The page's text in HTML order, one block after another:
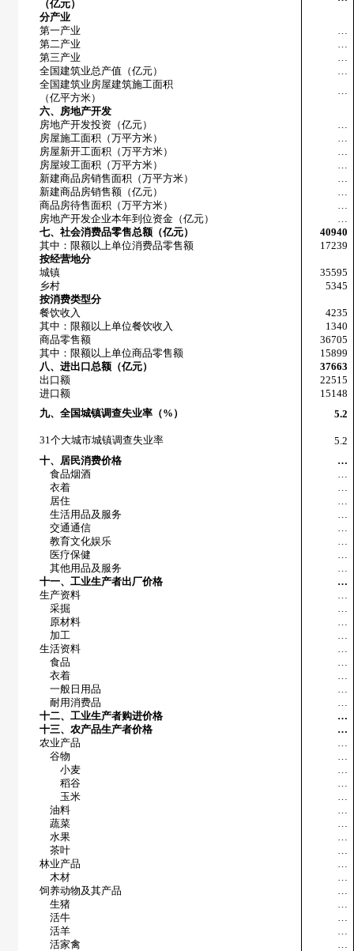
（亿元）
分产业
第一产业
…
第二产业
…
第三产业
…
全国建筑业总产值（亿元）
…
全国建筑业房屋建筑施工面积
（亿平方米）
…
六、房地产开发
房地产开发投资（亿元）
…
房屋施工面积（万平方米）
…
房屋新开工面积（万平方米）
…
房屋竣工面积（万平方米）
…
新建商品房销售面积（万平方米）
…
新建商品房销售额（亿元）
…
商品房待售面积（万平方米）
…
房地产开发企业本年到位资金（亿元）
…
七、社会消费品零售总额（亿元）
40940
其中：限额以上单位消费品零售额
17239
按经营地分
城镇
35595
乡村
5345
按消费类型分
餐饮收入
4235
其中：限额以上单位餐饮收入
1340
商品零售额
36705
其中：限额以上单位商品零售额
15899
八、进出口总额（亿元）
37663
出口额
22515
进口额
15148
九、全国城镇调查失业率（%）
5.2
31个大城市城镇调查失业率
5.2
十、居民消费价格
…
食品烟酒
…
衣着
…
居住
…
生活用品及服务
…
交通通信
…
教育文化娱乐
…
医疗保健
…
其他用品及服务
…
十一、工业生产者出厂价格
…
生产资料
…
采掘
…
原材料
…
加工
…
生活资料
…
食品
…
衣着
…
一般日用品
…
耐用消费品
…
十二、工业生产者购进价格
…
十三、农产品生产者价格
…
农业产品
…
谷物
…
小麦
…
稻谷
…
玉米
…
油料
…
蔬菜
…
水果
…
茶叶
…
林业产品
…
木材
…
饲养动物及其产品
…
生猪
…
活牛
…
活羊
…
活家禽
…